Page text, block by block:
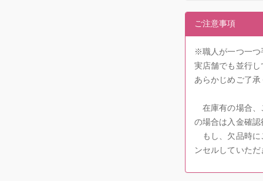
ご注意事項
※職人が一つ一つ
実店舗でも並行
あらかじめご了承
在庫有の場合、
の場合は入金確
もし、欠品時に
ンセルしていた